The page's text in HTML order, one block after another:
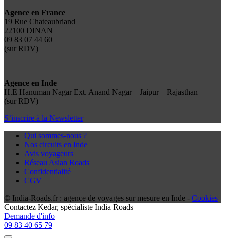
Agence en France
19 Rue Chateaubriand
22100 DINAN
09 83 07 44 60
(sur RDV)
Agence en Inde
H.E Hanuman Nagar Ext. Anand Nagar – Jaipur – Rajasthan
(sur RDV)
S’inscrire à la Newsletter
Qui sommes-nous ?
Nos circuits en Inde
Avis voyageurs
Réseau Asian Roads
Confidentialité
CGV
© India-Roads.fr : agence de voyages sur mesure en Inde - Cookies
Contactez Kedar, spécialiste India Roads
Demande d'info
09 83 40 65 79